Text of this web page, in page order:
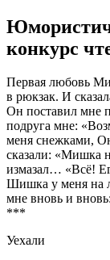
конкурс
Первая любовь
в рюкзак. И
Он поставил мне
подруга мне:
меня снежками,
сказали: «Мишка
измазал… «Всё!
Шишка у меня на
мне вновь и
***
Уехали